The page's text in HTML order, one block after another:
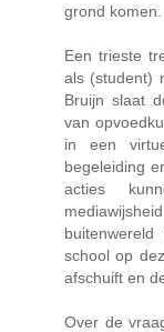
grond komen.
Een trieste
als (student)
Bruijn slaat
van
in een
begeleiding
acties
school op
afschuift en
Over de